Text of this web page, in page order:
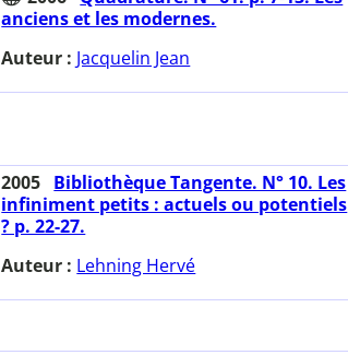
anciens et les modernes.
Auteur : Jacquelin Jean
2005 Bibliothèque Tangente. N° 10. Les
infiniment petits : actuels ou potentiels
? p. 22-27.
Auteur : Lehning Hervé